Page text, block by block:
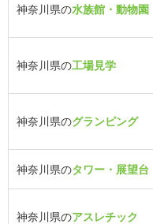
神奈川県の水族館・動物園
神奈川県の工場見学
神奈川県のグランピング
神奈川県のタワー・展望台
神奈川県のアスレチック